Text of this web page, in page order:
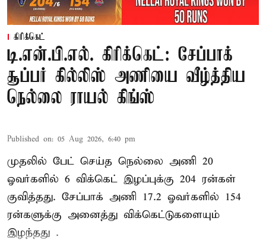
கிரிக்கெட்
டி.என்.பி.எல். கிரிக்கெட்: சேப்பாக்
சூப்பர் கில்லிஸ் அணியை வீழ்த்திய
நெல்லை ராயல் கிங்ஸ்
Published on: 05 Aug 2026, 6:40 pm
முதலில் பேட் செய்த நெல்லை அணி 20
ஓவர்களில் 6 விக்கெட் இழப்புக்கு 204 ரன்கள்
குவித்தது. சேப்பாக் அணி 17.2 ஓவர்களில் 154
ரன்களுக்கு அனைத்து விக்கெட்டுகளையும்
இழந்தது .